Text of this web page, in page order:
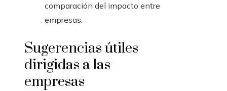
comparación del impacto entre
empresas.
Sugerencias útiles
dirigidas a las
empresas